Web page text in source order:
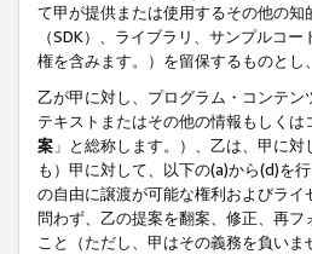
て甲が提供または使用するその他の
（SDK）、ライブラリ、サンプルコ
権を含みます。）を留保するものと
乙が甲に対し、プログラム・コンテ
テキストまたはその他の情報もしく
案 」と総称します。）、乙は、甲に
も）甲に対して、以下の(a)から(d)を
の自由に譲渡が可能な権利およびラ
問わず、乙の提案を翻案、修正、再
こと（ただし、甲はその義務を負い